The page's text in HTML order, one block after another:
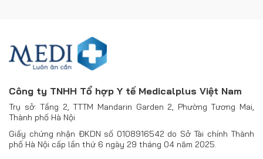
Công ty TNHH Tổ hợp Y tế Medicalplus Việt Nam
Trụ sở: Tầng 2, TTTM Mandarin Garden 2, Phường Tương Mai,
Thành phố Hà Nội
Giấy chứng nhận ĐKDN số 0108916542 do Sở Tài chính Thành
phố Hà Nội cấp lần thứ 6 ngày 29 tháng 04 năm 2025.